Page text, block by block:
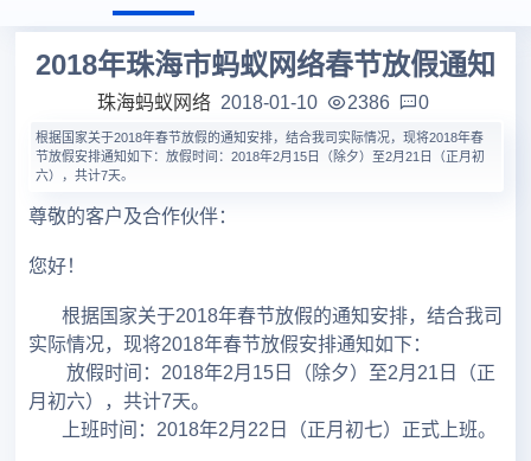
2018年珠海市蚂蚁网络春节放假通知
珠海蚂蚁网络 2018-01-10 2386 0
根据国家关于2018年春节放假的通知安排，结合我司实际情况，现将2018年春
节放假安排通知如下：放假时间：2018年2月15日（除夕）至2月21日（正月初
六），共计7天。
尊敬的客户及合作伙伴：
您好！
根据国家关于2018年春节放假的通知安排，结合我司
实际情况，现将2018年春节放假安排通知如下：
放假时间：2018年2月15日（除夕）至2月21日（正
月初六），共计7天。
上班时间：2018年2月22日（正月初七）正式上班。